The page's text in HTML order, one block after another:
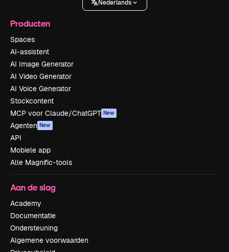
Nederlands
Producten
Spaces
AI-assistent
AI Image Generator
AI Video Generator
AI Voice Generator
Stockcontent
MCP voor Claude/ChatGPT New
Agenten New
API
Mobiele app
Alle Magnific-tools
Aan de slag
Academy
Documentatie
Ondersteuning
Algemene voorwaarden